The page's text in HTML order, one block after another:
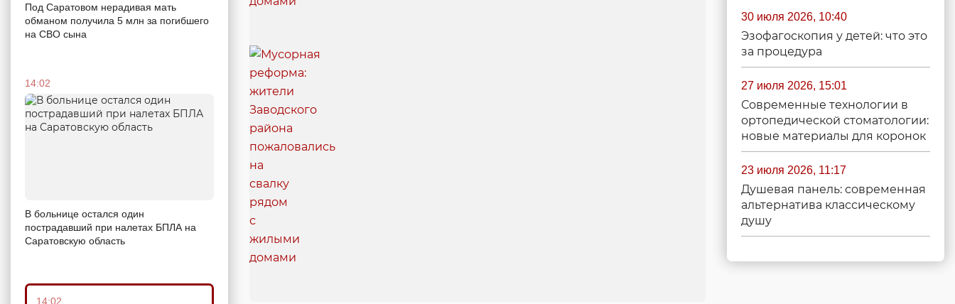
Под Саратовом нерадивая мать
обманом получила 5 млн за погибшего
на СВО сына
14:02
В больнице остался один
пострадавший при налетах БПЛА на
Саратовскую область
14:02
30 июля 2026, 10:40
Эзофагоскопия у детей: что это
за процедура
27 июля 2026, 15:01
Современные технологии в
ортопедической стоматологии:
новые материалы для коронок
23 июля 2026, 11:17
Душевая панель: современная
альтернатива классическому
душу